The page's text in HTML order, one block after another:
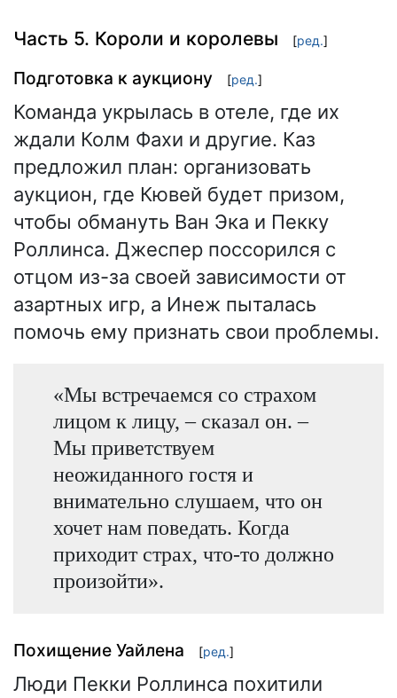
Часть 5. Короли и королевы [ред.]
Подготовка к аукциону [ред.]
Команда укрылась в отеле, где их
ждали Колм Фахи и другие. Каз
предложил план: организовать
аукцион, где Кювей будет призом,
чтобы обмануть Ван Эка и Пекку
Роллинса. Джеспер поссорился с
отцом из-за своей зависимости от
азартных игр, а Инеж пыталась
помочь ему признать свои проблемы.
«Мы встречаемся со страхом
лицом к лицу, – сказал он. –
Мы приветствуем
неожиданного гостя и
внимательно слушаем, что он
хочет нам поведать. Когда
приходит страх, что-то должно
произойти».
Похищение Уайлена [ред.]
Люди Пекки Роллинса похитили